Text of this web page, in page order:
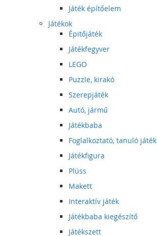
Játék építőelem
Játékok
Épitőjáték
Játékfegyver
LEGO
Puzzle, kirakó
Szerepjáték
Autó, jármű
Játékbaba
Foglalkoztató, tanuló játék
Játékfigura
Plüss
Makett
Interaktív játék
Játékbaba kiegészítő
Játékszett